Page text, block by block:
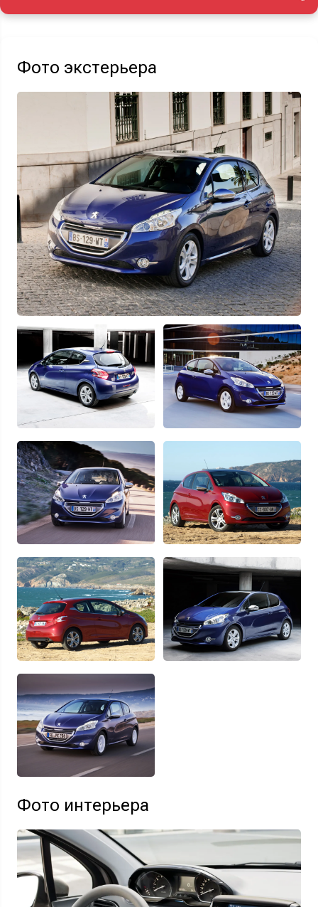
Найти авто
Отправляя данную форму Вы даетесогласие на обработку
своих
персональных данных
Фото экстерьера
Фото интерьера